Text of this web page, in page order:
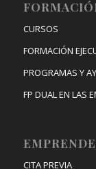
CURSOS
FORMACIÓN
PROGRAMAS Y
FP DUAL EN LAS
EMPRENDE
CITA PREVIA